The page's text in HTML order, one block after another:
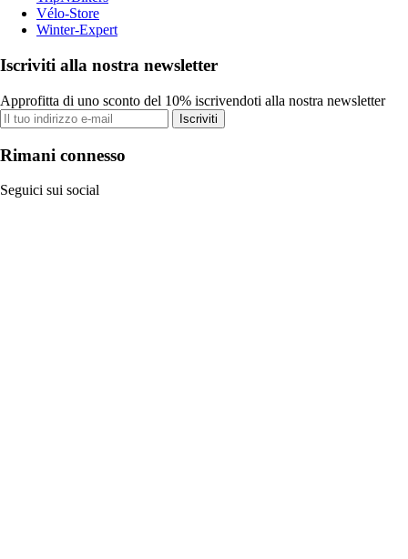
Vélo-Store
Winter-Expert
Iscriviti alla nostra newsletter
Approfitta di uno sconto del 10% iscrivendoti alla nostra newsletter
Iscriviti
Rimani connesso
Seguici sui social